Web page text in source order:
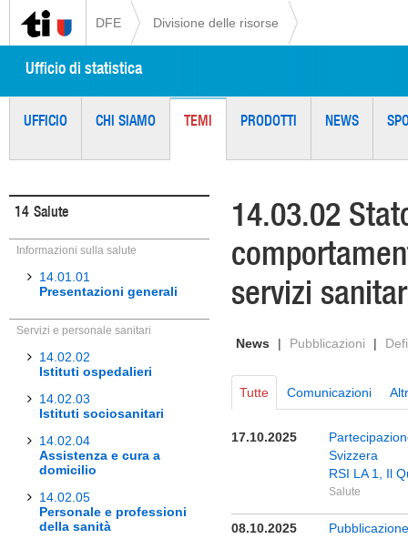
DFE Divisione delle risorse
Ufficio di statistica
UFFICIO CHI SIAMO TEMI PRODOTTI NEWS
14 Salute
Informazioni sulla salute
14.01.01
Presentazioni generali
Servizi e personale sanitari
14.02.02
Istituti ospedalieri
14.02.03
Istituti sociosanitari
14.02.04
Assistenza e cura a
domicilio
14.02.05
Personale e professioni
della sanità
14.03.02
servizi
News | Pubblicazioni |
Tutte Comunicazioni
17.10.2025
Svizzera
RSI LA 1, Il
Salute
08.10.2025